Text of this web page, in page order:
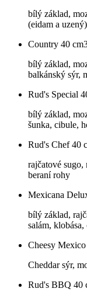
bílý základ,
(eidam a
Country 40 cm
bílý základ,
balkánský sýr,
Rud's Special
bílý základ,
šunka, cibule,
Rud's Chef 40
rajčatové sugo,
beraní rohy
Mexicana
bílý základ,
salám,
Cheesy
Cheddar sýr,
Rud's BBQ 40